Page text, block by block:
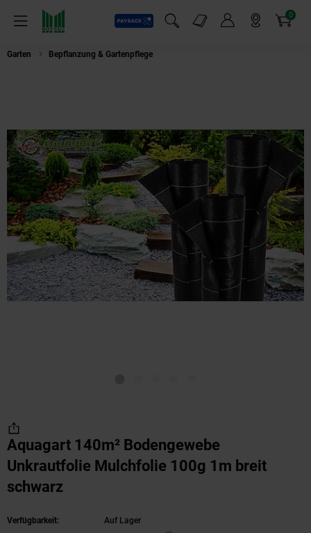
Menü
Payback
Suchfeld einblenden
Markt-Angebote 0
Artikel
Garten Bepflanzung & Gartenpflege
Aquagart 140m² Bodengewebe
Unkrautfolie Mulchfolie 100g 1m breit
schwarz
Verfügbarkeit:
Auf Lager